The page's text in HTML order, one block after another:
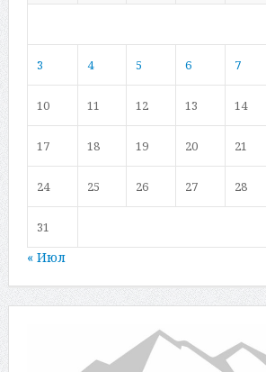
3 4 5 6 7
10 11 12 13 14
17 18 19 20 21
24 25 26 27 28
31
« Июл